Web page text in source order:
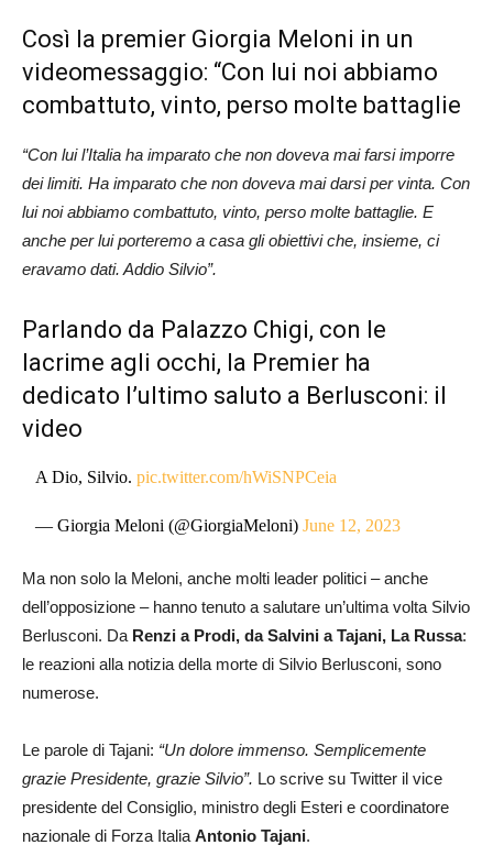
Così la premier Giorgia Meloni in un
videomessaggio: “Con lui noi abbiamo
combattuto, vinto, perso molte battaglie
“Con lui l’Italia ha imparato che non doveva mai farsi imporre
dei limiti. Ha imparato che non doveva mai darsi per vinta. Con
lui noi abbiamo combattuto, vinto, perso molte battaglie. E
anche per lui porteremo a casa gli obiettivi che, insieme, ci
eravamo dati. Addio Silvio”.
Parlando da Palazzo Chigi, con le
lacrime agli occhi, la Premier ha
dedicato l’ultimo saluto a Berlusconi: il
video
A Dio, Silvio.pic.twitter.com/hWiSNPCeia
— Giorgia Meloni (@GiorgiaMeloni)June 12, 2023
Ma non solo la Meloni, anche molti leader politici – anche
dell’opposizione – hanno tenuto a salutare un’ultima volta Silvio
Berlusconi. Da Renzi a Prodi, da Salvini a Tajani, La Russa:
le reazioni alla notizia della morte di Silvio Berlusconi, sono
numerose.
Le parole di Tajani: “Un dolore immenso. Semplicemente
grazie Presidente, grazie Silvio”. Lo scrive su Twitter il vice
presidente del Consiglio, ministro degli Esteri e coordinatore
nazionale di Forza ItaliaAntonio Tajani.